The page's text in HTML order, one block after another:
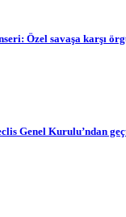
Özel savaşa karşı
Genel Kurulu’ndan